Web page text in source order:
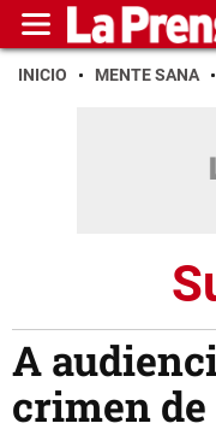
INICIO MENTE SANA
A
crimen de